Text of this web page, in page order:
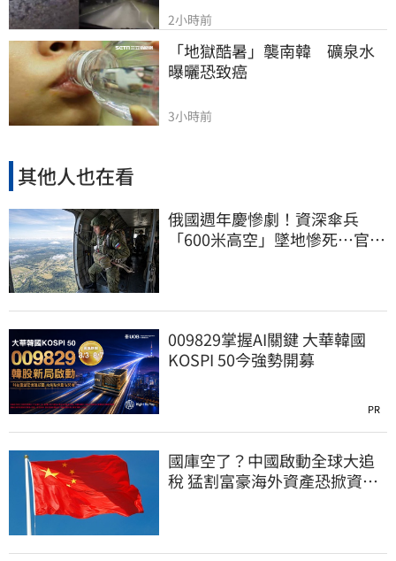
2小時前
「地獄酷暑」襲南韓　礦泉水
曝曬恐致癌
3小時前
其他人也在看
俄國週年慶慘劇！資深傘兵
「600米高空」墜地慘死…官方
009829掌握AI關鍵 大華韓國
KOSPI 50今強勢開募
PR
國庫空了？中國啟動全球大追
稅 猛割富豪海外資產恐掀資金